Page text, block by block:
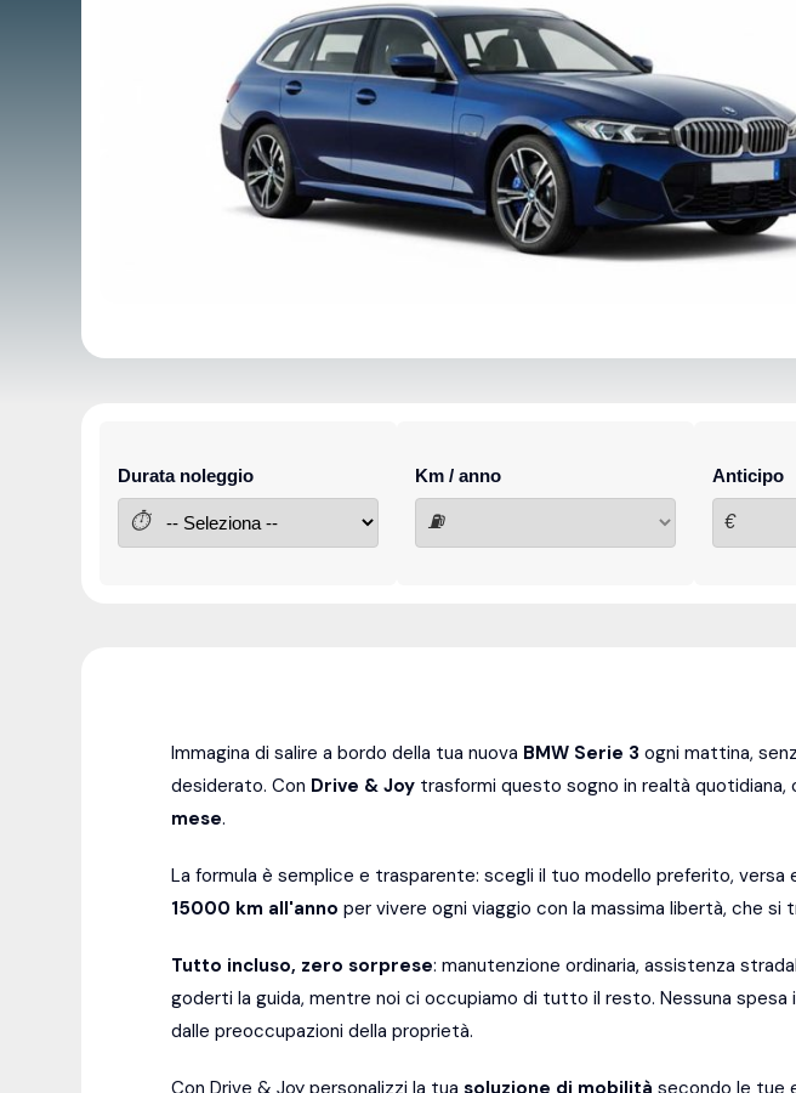
Durata noleggio
⏱
Km / anno
⛽
Anticipo
€
Immagina di salire a bordo della tua nuova BMW Serie 3 ogni mattina,
desiderato. Con Drive & Joy trasformi questo sogno in realtà quotidiana,
mese.
La formula è semplice e trasparente: scegli il tuo modello preferito, versa
15000 km all'anno per vivere ogni viaggio con la massima libertà, che
Tutto incluso, zero sorprese: manutenzione ordinaria, assistenza
goderti la guida, mentre noi ci occupiamo di tutto il resto. Nessuna
dalle preoccupazioni della proprietà.
Con Drive & Joy personalizzi la tuasoluzione di mobilità secondo le tue